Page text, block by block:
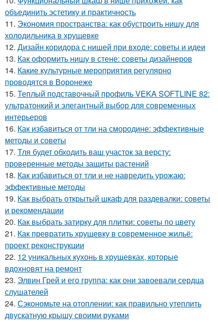
объединить эстетику и практичность
11. Экономия пространства: как обустроить нишу для
холодильника в хрущевке
12. Дизайн коридора с нишей при входе: советы и идеи
13. Как оформить нишу в стене: советы дизайнеров
14. Какие культурные мероприятия регулярно
проводятся в Воронеже
15. Теплый подставочный профиль VEKA SOFTLINE 82:
ультратонкий и элегантный выбор для современных
интерьеров
16. Как избавиться от тли на смородине: эффективные
методы и советы
17. Тля будет обходить ваш участок за версту:
проверенные методы защиты растений
18. Как избавиться от тли и не навредить урожаю:
эффективные методы
19. Как выбрать открытый шкаф для раздевалки: советы
и рекомендации
20. Как выбрать затирку для плитки: советы по цвету
21. Как превратить хрущевку в современное жильё:
проект реконструкции
22. 12 уникальных кухонь в хрущевках, которые
вдохновят на ремонт
23. Элвин Грей и его группа: как они завоевали сердца
слушателей
24. Сэкономьте на отоплении: как правильно утеплить
двускатную крышу своими руками